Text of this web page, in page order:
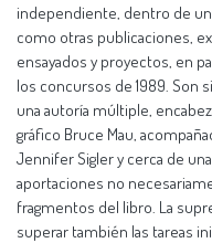
independiente, dentro de
como otras publicaciones,
ensayados y proyectos, en
los concursos de 1989. Son
una autoría múltiple,
gráfico Bruce Mau,
Jennifer Sigler y cerca de
aportaciones no
fragmentos del libro. La
superar también las tareas